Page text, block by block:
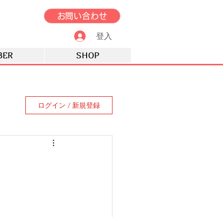
お問い合わせ
登入
SHOP
ログイン / 新規登録